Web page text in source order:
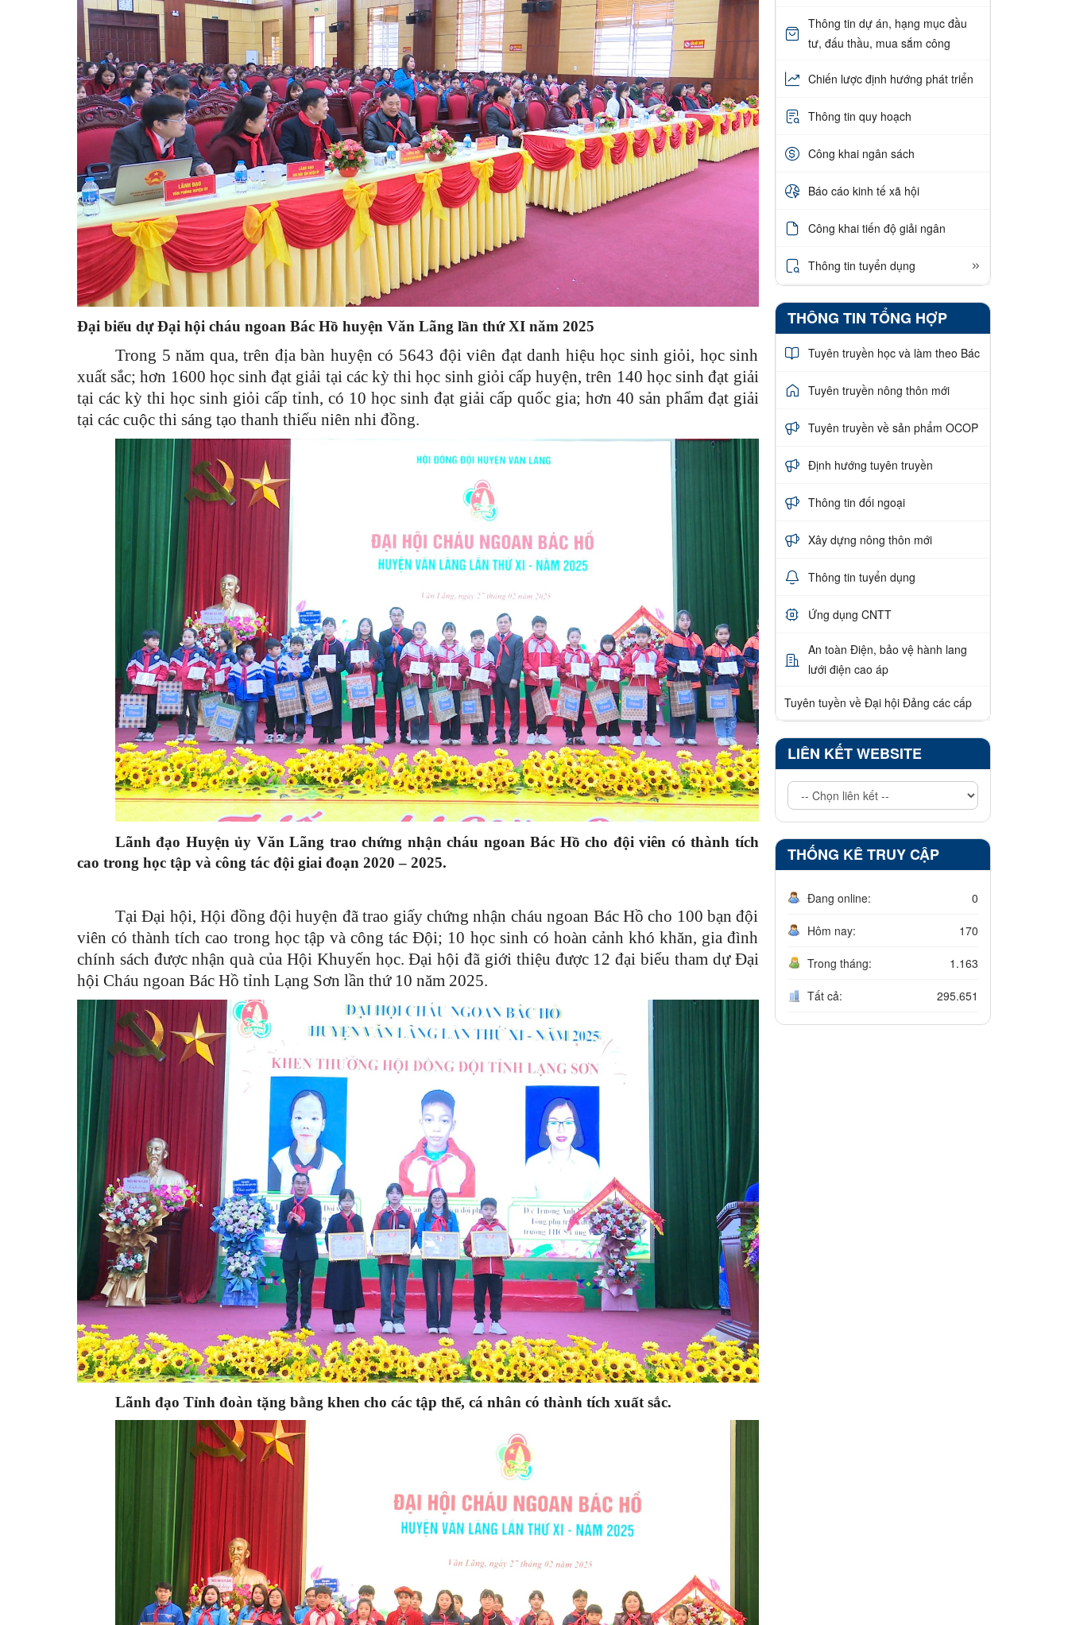
Đại biểu dự Đại hội cháu ngoan Bác Hồ huyện Văn Lãng lần thứ XI năm 2025
Trong 5 năm qua, trên địa bàn huyện có 5643 đội viên đạt danh hiệu học sinh giỏi, học sinh
xuất sắc; hơn 1600 học sinh đạt giải tại các kỳ thi học sinh giỏi cấp huyện, trên 140 học sinh đạt giải
tại các kỳ thi học sinh giỏi cấp tỉnh, có 10 học sinh đạt giải cấp quốc gia; hơn 40 sản phẩm đạt giải
tại các cuộc thi sáng tạo thanh thiếu niên nhi đồng.
Lãnh đạo Huyện ủy Văn Lãng trao chứng nhận cháu ngoan Bác Hồ cho đội viên có thành tích
cao trong học tập và công tác đội giai đoạn 2020 – 2025.
Tại Đại hội, Hội đồng đội huyện đã trao giấy chứng nhận cháu ngoan Bác Hồ cho 100 bạn đội
viên có thành tích cao trong học tập và công tác Đội; 10 học sinh có hoàn cảnh khó khăn, gia đình
chính sách được nhận quà của Hội Khuyến học. Đại hội đã giới thiệu được 12 đại biểu tham dự Đại
hội Cháu ngoan Bác Hồ tỉnh Lạng Sơn lần thứ 10 năm 2025.
Lãnh đạo Tỉnh đoàn tặng bằng khen cho các tập thể, cá nhân có thành tích xuất sắc.
Thông tin dự án, hạng mục đầu
tư, đấu thầu, mua sắm công
Chiến lược định hướng phát triển
Thông tin quy hoạch
Công khai ngân sách
Báo cáo kinh tế xã hội
Công khai tiến độ giải ngân
Thông tin tuyển dụng
THÔNG TIN TỔNG HỢP
Tuyên truyền học và làm theo Bác
Tuyên truyền nông thôn mới
Tuyên truyền về sản phẩm OCOP
Định hướng tuyên truyền
Thông tin đối ngoại
Xây dựng nông thôn mới
Thông tin tuyển dụng
Ứng dụng CNTT
An toàn Điện, bảo vệ hành lang
lưới điện cao áp
Tuyên tuyền về Đại hội Đảng các cấp
LIÊN KẾT WEBSITE
THỐNG KÊ TRUY CẬP
Đang online: 0
Hôm nay: 170
Trong tháng: 1.163
Tất cả: 295.651